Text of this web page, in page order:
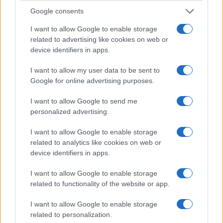
Google consents
I want to allow Google to enable storage
related to advertising like cookies on web or
device identifiers in apps.
I want to allow my user data to be sent to
Google for online advertising purposes.
I want to allow Google to send me
personalized advertising.
I want to allow Google to enable storage
related to analytics like cookies on web or
device identifiers in apps.
I want to allow Google to enable storage
related to functionality of the website or app.
I want to allow Google to enable storage
related to personalization.
La visitatrice avrebbe inoltre rivolto una domanda
alla responsabile del gruppo, chiedendole se
condividesse la protesta. Dalle testimonianze
circolate online, la guida avrebbe evitato di
rispondere direttamente, facendo riferimento
anche alla necessità di proseguire la visita. Gli
studenti avrebbero spiegato la loro iniziativa
come una “protesta contro il genocidio a Gaza”,
situazione nella Striscia.